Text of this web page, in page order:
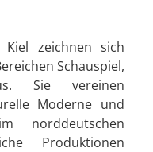
zeichnen sich
Schauspiel,
Sie vereinen
Moderne und
norddeutschen
Produktionen